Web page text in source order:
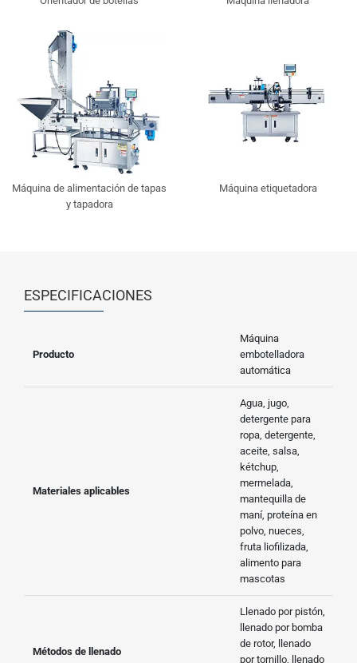
Máquina de alimentación de tapas
y tapadora
Máquina etiquetadora
ESPECIFICACIONES
Producto
Máquina
embotelladora
automática
Materiales aplicables
Agua, jugo,
detergente para
ropa, detergente,
aceite, salsa,
kétchup,
mermelada,
mantequilla de
maní, proteína en
polvo, nueces,
fruta liofilizada,
alimento para
mascotas
Métodos de llenado
Llenado por pistón,
llenado por bomba
de rotor, llenado
por tornillo, llenado